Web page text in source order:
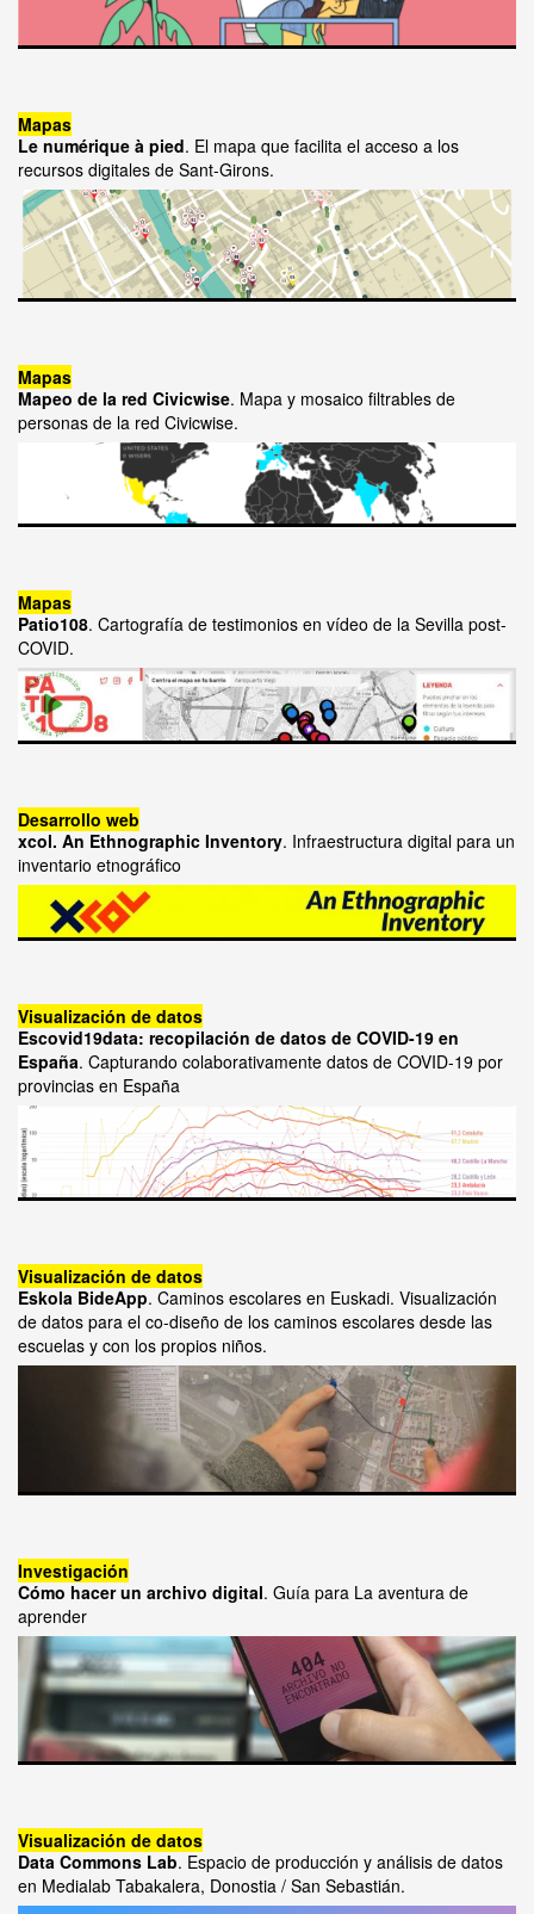
Mapas
Le numérique à pied. El mapa que facilita el acceso a los
recursos digitales de Sant-Girons.
Mapas
Mapeo de la red Civicwise. Mapa y mosaico filtrables de
personas de la red Civicwise.
Mapas
Patio108. Cartografía de testimonios en vídeo de la Sevilla post-
COVID.
Desarrollo web
xcol. An Ethnographic Inventory. Infraestructura digital para un
inventario etnográfico
Visualización de datos
Escovid19data: recopilación de datos de COVID-19 en
España. Capturando colaborativamente datos de COVID-19 por
provincias en España
Visualización de datos
Eskola BideApp. Caminos escolares en Euskadi. Visualización
de datos para el co-diseño de los caminos escolares desde las
escuelas y con los propios niños.
Investigación
Cómo hacer un archivo digital. Guía para La aventura de
aprender
Visualización de datos
Data Commons Lab. Espacio de producción y análisis de datos
en Medialab Tabakalera, Donostia / San Sebastián.